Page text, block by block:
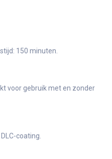
150 minuten.
voor gebruik met en zonder
coating.